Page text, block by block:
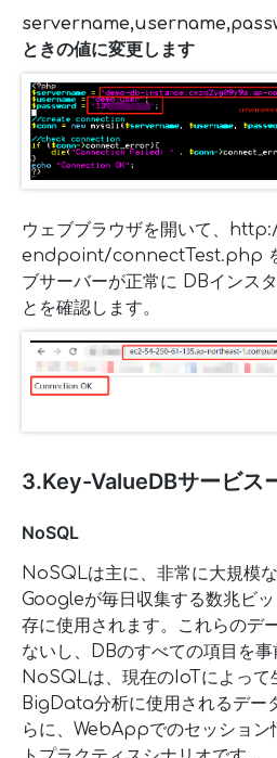
ときの値に変更します
ウェブブラウザを開いて、
endpoint/connectTest.php を
ブサーバーが正常に DBインス
とを確認します。
3.Key-ValueDBサービス
NoSQL
NoSQLは主に、非常に大規模
Googleが毎日収集する数兆ビ
存に使用されます。これらのデ
ないし、DBのすべての項目を事
NoSQLは、現在のIoTによって
BigData分析に使用されるデー
らに、WebAppでのセッション